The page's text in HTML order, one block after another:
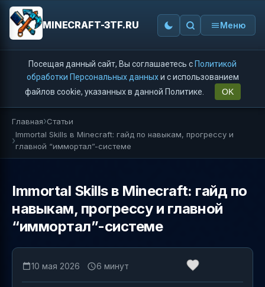
MINECRAFT-3TF.RU Меню
Посещая данный сайт, Вы соглашаетесь с Политикой
обработки Персональных данныхи с использованием
файлов cookie, указанных в данной Политике.
OK
Главная Статьи
Immortal Skills в Minecraft: гайд по навыкам, прогрессу и
главной “иммортал”-системе
Immortal Skills в Minecraft: гайд по
навыкам, прогрессу и главной
“иммортал”-системе
10 мая 2026 6 минут